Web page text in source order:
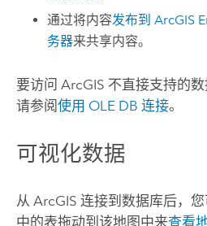
通过将内容发布到ArcGIS
务器来共享内容。
要访问 ArcGIS 不直接支持的数
请参阅使用 OLE DB 连接。
可视化数据
从 ArcGIS 连接到数据库后，
中的表拖动到该地图中来查看